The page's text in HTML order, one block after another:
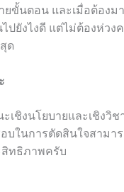
ขั้นตอน และเมื่อต้องม
ปยังไงดี แต่ไม่ต้องห่ว
ด
เชิงนโยบายและเชิงวิ
บในการตัดสินใจสามา
สิทธิภาพครับ